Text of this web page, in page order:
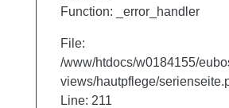
Function: _error_handler
File:
/www/htdocs/w0184155/
views/hautpflege/
Line: 97
Function: _error_handler
File:
/www/htdocs/w0184155/
views/hautpflege/
Line: 211